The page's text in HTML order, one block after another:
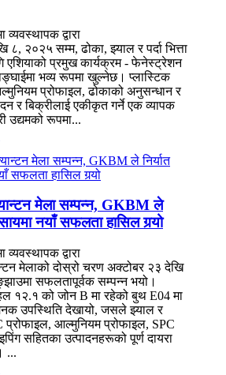
द्वारा
८, २०२५ सम्म, ढोका, झ्याल र पर्दा भित्ता
एशियाको प्रमुख कार्यक्रम - फेनेस्ट्रेशन
भव्य रूपमा खुल्नेछ। प्लास्टिक
प्रोफाइल, ढोकाको अनुसन्धान र
र बिक्रीलाई एकीकृत गर्ने एक व्यापक
उद्यमको रूपमा...
मेला सम्पन्न, GKBM ले
नयाँ सफलता हासिल गर्‍यो
द्वारा
मेलाको दोस्रो चरण अक्टोबर २३ देखि
सफलतापूर्वक सम्पन्न भयो।
१२.१ को जोन B मा रहेको बुथ E04 मा
उपस्थिति देखायो, जसले झ्याल र
प्रोफाइल, आल्मुनियम प्रोफाइल, SPC
सहितका उत्पादनहरूको पूर्ण दायरा
...